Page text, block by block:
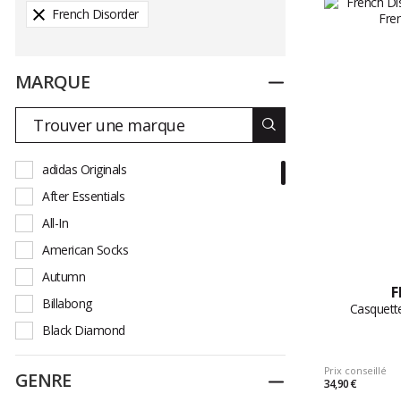
French Disorder
MARQUE Replier
adidas Originals
After Essentials
All-In
American Socks
Autumn
Billabong
Black Diamond
Buff
Burton
GENRE Replier
Prix conseillé
34,90 €